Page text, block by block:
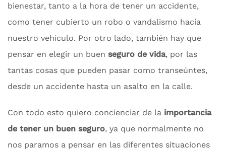
bienestar, tanto a la hora de tener un accidente,
como tener cubierto un robo o vandalismo hacía
nuestro vehículo. Por otro lado, también hay que
pensar en elegir un buen seguro de vida, por las
tantas cosas que pueden pasar como transeúntes,
desde un accidente hasta un asalto en la calle.
Con todo esto quiero concienciar de la importancia
de tener un buen seguro, ya que normalmente no
nos paramos a pensar en las diferentes situaciones